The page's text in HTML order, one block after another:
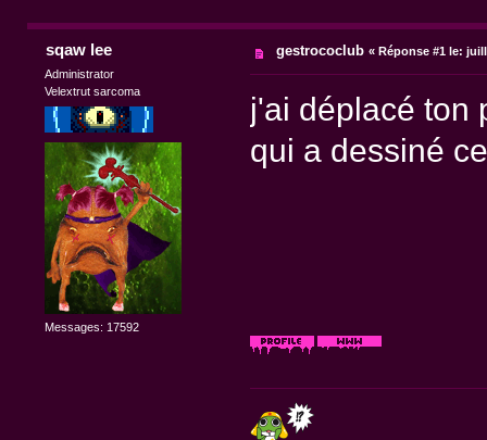
sqaw lee
Administrator
Velextrut sarcoma
Messages: 17592
gestrococlub «Réponse #1 le:
j'ai déplacé ton
qui a dessiné